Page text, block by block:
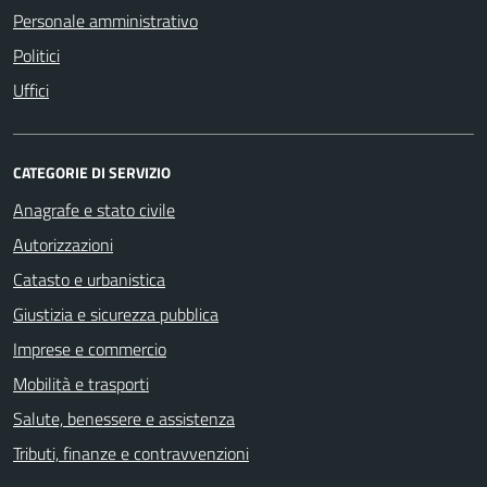
Personale amministrativo
Politici
Uffici
CATEGORIE DI SERVIZIO
Anagrafe e stato civile
Autorizzazioni
Catasto e urbanistica
Giustizia e sicurezza pubblica
Imprese e commercio
Mobilità e trasporti
Salute, benessere e assistenza
Tributi, finanze e contravvenzioni